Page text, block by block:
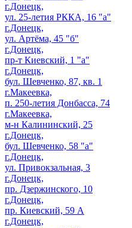
г.Донецк,
ул. 25-летия РККА, 16 "а"
г.Донецк,
ул. Артёма, 45 "б"
г.Донецк,
пр-т Киевский, 1 "а"
г.Донецк,
бул. Шевченко, 87, кв. 1
г.Макеевка,
п. 250-летия Донбасса, 74
г.Макеевка,
м-н Калининский, 25
г.Донецк,
бул. Шевченко, 58 "а"
г.Донецк,
ул. Привокзальная, 3
г.Донецк,
пр. Дзержинского, 10
г.Донецк,
пр. Киевский, 59 А
г.Донецк,